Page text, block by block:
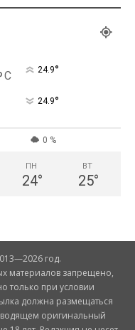
C 24.9°
24.9°
0 %
ПН
24°
ВТ
25°
год.
материалов запрещено,
только при условии
должна размещаться
оригинальный